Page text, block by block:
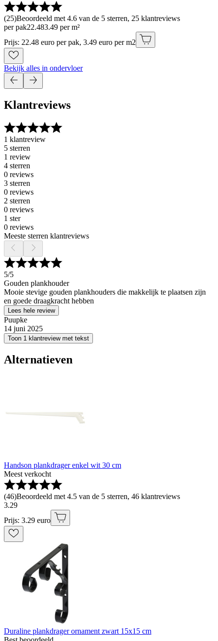
(25)Beoordeeld met 4.6 van de 5 sterren, 25 klantreviews
per pak22.483.49 per m²
Prijs: 22.48 euro per pak, 3.49 euro per m2
Bekijk alles in ondervloer
Klantreviews
1 klantreview
5 sterren
1 review
4 sterren
0 reviews
3 sterren
0 reviews
2 sterren
0 reviews
1 ster
0 reviews
Meeste sterren klantreviews
5/5
Gouden plankhouder
Mooie stevige gouden plankhouders die makkelijk te plaatsen zijn
en goede draagkracht hebben
Lees hele review
Puupke
14 juni 2025
Toon 1 klantreview met tekst
Alternatieven
Handson plankdrager enkel wit 30 cm
Meest verkocht
(46)Beoordeeld met 4.5 van de 5 sterren, 46 klantreviews
3.29
Prijs: 3.29 euro
Duraline plankdrager ornament zwart 15x15 cm